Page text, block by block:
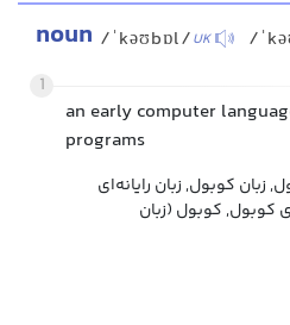
noun /ˈkəʊbɒl/UK /
1
an early computer
programs
زبان کوبول, زبان رایانه‌ای
کوبول, کوبول (زبان